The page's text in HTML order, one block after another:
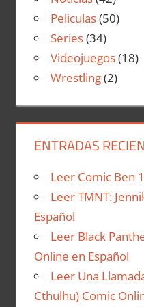
Peliculas(50)
Series(34)
Videojuegos(18)
Wrestling(2)
ENTRADAS
Leer Comic Ben
Leer TMNT:
Español
Leer Black
Online en Español
Leer Una
Cthulhu) Comic